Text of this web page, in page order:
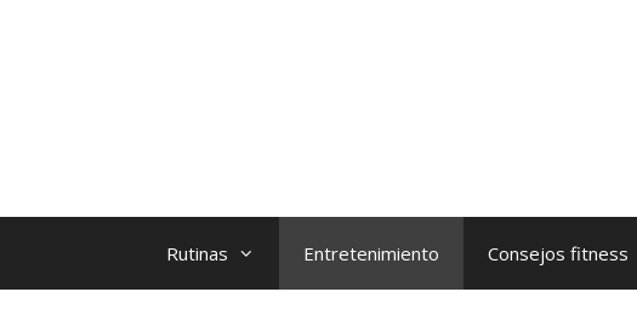
Rutinas Entretenimiento Consejos fitness